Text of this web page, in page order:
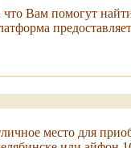
Вам помогут
место для